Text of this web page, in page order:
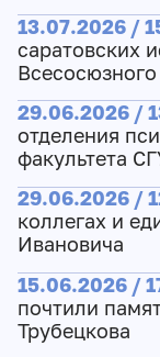
13.07.2026 /
саратовских
Всесосюзного
29.06.2026 /
отделения
факультета
29.06.2026 /
коллегах и
Ивановича
15.06.2026 /
почтили
Трубецкова